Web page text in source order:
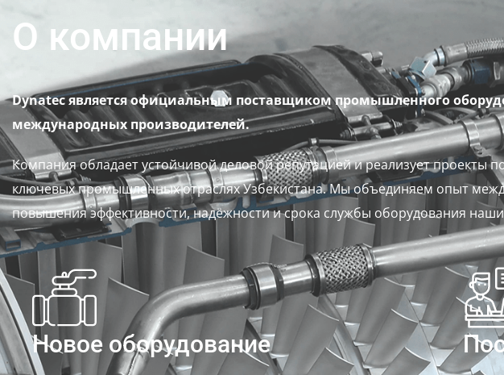
О компании
Dynatec является официальным поставщиком промышленного
международных производителей.
Компания обладает устойчивой деловой репутацией и реализует
ключевых промышленных отраслях Узбекистана. Мы объединяем опыт
повышения эффективности, надёжности и срока службы оборудования
Новое оборудование